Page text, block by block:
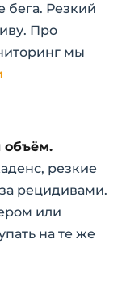
бега. Резкий
Про
мы
объём.
резкие
рецидивами.
или
на те же